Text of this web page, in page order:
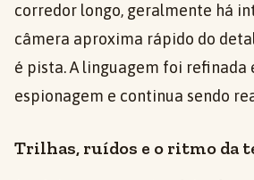
corredor longo, geralmente há
câmera aproxima rápido do
é pista. A linguagem foi refinada
espionagem e continua sendo
Trilhas, ruídos e o ritmo da